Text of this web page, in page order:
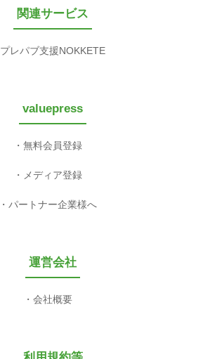
関連サービス
プレパブ支援NOKKETE
valuepress
無料会員登録
メディア登録
パートナー企業様へ
運営会社
会社概要